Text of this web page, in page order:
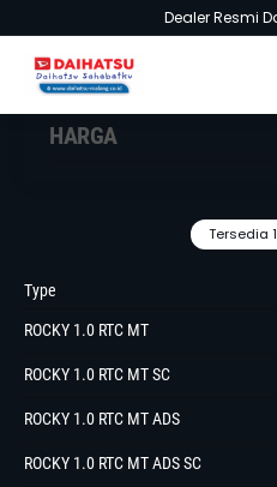
You are here :Beranda /
Dealer Resmi
HARGA
Tersedia
Type
ROCKY 1.0 RTC MT
ROCKY 1.0 RTC MT SC
ROCKY 1.0 RTC MT ADS
ROCKY 1.0 RTC MT ADS SC